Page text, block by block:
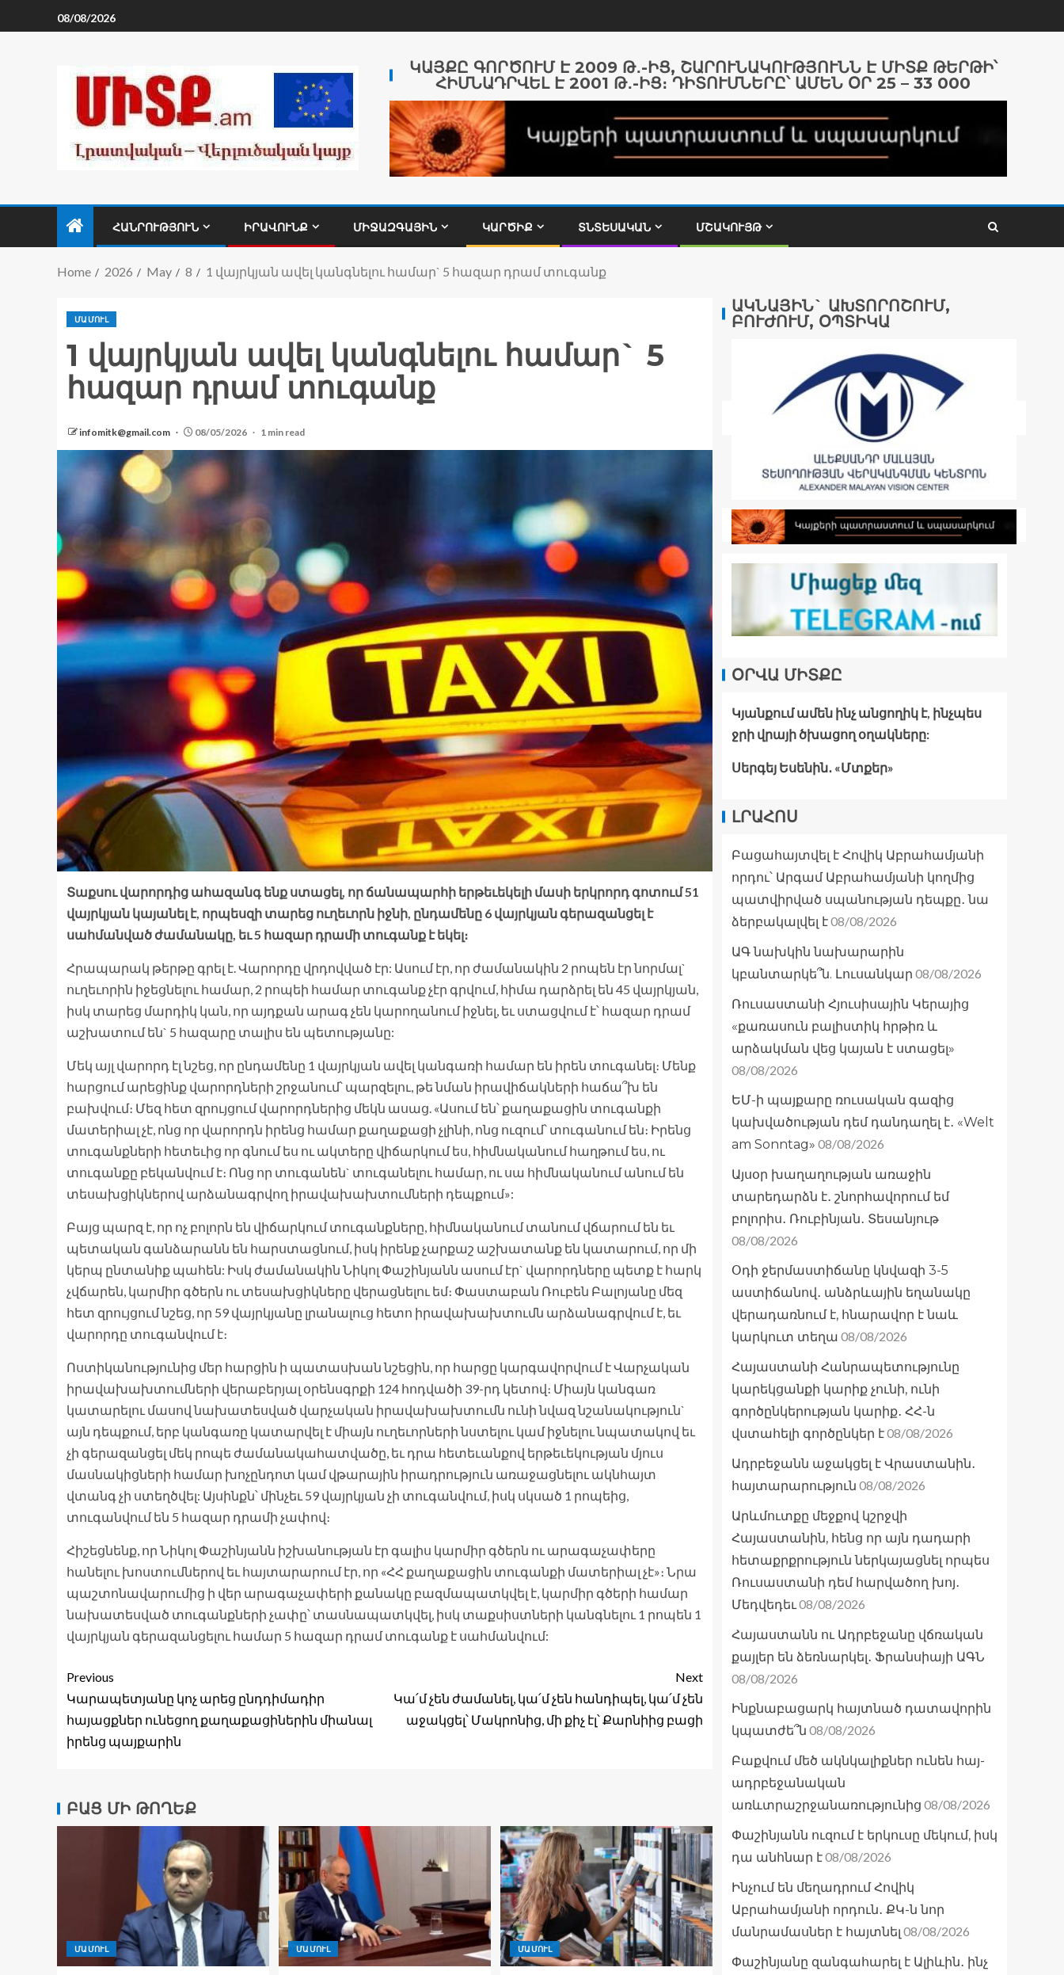
08/08/2026
ԿԱՅՔԸ ԳՈՐԾՈՒՄ Է 2009 Թ․-ԻՑ, ՇԱՐՈՒՆԱԿՈՒԹՅՈՒՆՆ Է ՄԻՏՔ ԹԵՐԹԻ՝
ՀԻՄՆԱԴՐՎԵԼ Է 2001 Թ․-ԻՑ։ ԴԻՏՈՒՄՆԵՐԸ՝ ԱՄԵՆ ՕՐ 25 – 33 000
ՀԱՆՐՈՒԹՅՈՒՆ ԻՐԱՎՈՒՆՔ ՄԻՋԱԶԳԱՅԻՆ ԿԱՐԾԻՔ ՏՆՏԵՍԱԿԱՆ ՄՇԱԿՈՒՅԹ
Home 2026 May 8 1 վայրկյան ավել կանգնելու համար` 5 հազար դրամ տուգանք
ՄԱՄՈՒԼ
1 վայրկյան ավել կանգնելու համար` 5
հազար դրամ տուգանք
infomitk@gmail.com 08/05/2026 1 min read
Տաքսու վարորդից ահազանգ ենք ստացել, որ ճանապարհի երթեւեկելի մասի երկրորդ գոտում 51
վայրկյան կայանել է, որպեսզի տարեց ուղեւորն իջնի, ընդամենը 6 վայրկյան գերազանցել է
սահմանված ժամանակը, եւ 5 հազար դրամի տուգանք է եկել։
Հրապարակ թերթը գրել է. Վարորդը վրդովված էր: Ասում էր, որ ժամանակին 2 րոպեն էր նորմալ`
ուղեւորին իջեցնելու համար, 2 րոպեի համար տուգանք չէր գրվում, հիմա դարձրել են 45 վայրկյան,
իսկ տարեց մարդիկ կան, որ այդքան արագ չեն կարողանում իջնել, եւ ստացվում է՝ հազար դրամ
աշխատում են` 5 հազարը տալիս են պետությանը:
Մեկ այլ վարորդ էլ նշեց, որ ընդամենը 1 վայրկյան ավել կանգառի համար են իրեն տուգանել։ Մենք
հարցում արեցինք վարորդների շրջանում՝ պարզելու, թե նման իրավիճակների հաճա՞խ են
բախվում։ Մեզ հետ զրույցում վարորդներից մեկն ասաց. «Ասում են՝ քաղաքացին տուգանքի
մատերիալ չէ, ոնց որ վարորդն իրենց համար քաղաքացի չլինի, ոնց ուզում՝ տուգանում են։ Իրենց
տուգանքների հետեւից որ գնում ես ու ակտերը վիճարկում ես, հիմնականում հաղթում ես, ու
տուգանքը բեկանվում է։ Ոնց որ տուգանեն` տուգանելու համար, ու սա հիմնականում անում են
տեսախցիկներով արձանագրվող իրավախախտումների դեպքում»:
Բայց պարզ է, որ ոչ բոլորն են վիճարկում տուգանքները, հիմնականում տանում վճարում են եւ
պետական գանձարանն են հարստացնում, իսկ իրենք չարքաշ աշխատանք են կատարում, որ մի
կերպ ընտանիք պահեն: Իսկ ժամանակին Նիկոլ Փաշինյանն ասում էր` վարորդները պետք է հարկ
չվճարեն, կարմիր գծերն ու տեսախցիկները վերացնելու եմ։ Փաստաբան Ռուբեն Բալոյանը մեզ
հետ զրույցում նշեց, որ 59 վայրկյանը լրանալուց հետո իրավախախտումն արձանագրվում է, եւ
վարորդը տուգանվում է։
Ոստիկանությունից մեր հարցին ի պատասխան նշեցին, որ հարցը կարգավորվում է Վարչական
իրավախախտումների վերաբերյալ օրենսգրքի 124 հոդվածի 39-րդ կետով։ Միայն կանգառ
կատարելու մասով նախատեսված վարչական իրավախախտումն ունի նվազ նշանակություն`
այն դեպքում, երբ կանգառը կատարվել է միայն ուղեւորների նստելու կամ իջնելու նպատակով եւ
չի գերազանցել մեկ րոպե ժամանակահատվածը, եւ դրա հետեւանքով երթեւեկության մյուս
մասնակիցների համար խոչընդոտ կամ վթարային իրադրություն առաջացնելու ակնհայտ
վտանգ չի ստեղծվել: Այսինքն՝ մինչեւ 59 վայրկյան չի տուգանվում, իսկ սկսած 1 րոպեից,
տուգանվում են 5 հազար դրամի չափով։
Հիշեցնենք, որ Նիկոլ Փաշինյանն իշխանության էր գալիս կարմիր գծերն ու արագաչափերը
հանելու խոստումներով եւ հայտարարում էր, որ «ՀՀ քաղաքացին տուգանքի մատերիալ չէ»։ Նրա
պաշտոնավարումից ի վեր արագաչափերի քանակը բազմապատկվել է, կարմիր գծերի համար
նախատեսված տուգանքների չափը՝ տասնապատկվել, իսկ տաքսիստների կանգնելու 1 րոպեն 1
վայրկյան գերազանցելու համար 5 հազար դրամ տուգանք է սահմանվում:
Previous
Կարապետյանը կոչ արեց ընդդիմադիր
հայացքներ ունեցող քաղաքացիներին միանալ
իրենց պայքարին
Next
Կա՛մ չեն ժամանել, կա՛մ չեն հանդիպել, կա՛մ չեն
աջակցել՝ Մակրոնից, մի քիչ էլ՝ Քարնիից բացի
ԲԱՑ ՄԻ ԹՈՂԵՔ
ՄԱՄՈՒԼ ՄԱՄՈՒԼ ՄԱՄՈՒԼ
ԱԿՆԱՅԻՆ` ԱԽՏՈՐՈՇՈՒՄ,
ԲՈՒԺՈՒՄ, ՕՊՏԻԿԱ
ՕՐՎԱ ՄԻՏՔԸ
Կյանքում ամեն ինչ անցողիկ է, ինչպես
ջրի վրայի ծխացող օղակները:
Սերգեյ Եսենին․ «Մտքեր»
ԼՐԱՀՈՍ
Բացահայտվել է Հովիկ Աբրահամյանի
որդու՝ Արգամ Աբրահամյանի կողմից
պատվիրված սպանության դեպքը․ նա
ձերբակալվել է08/08/2026
ԱԳ նախկին նախարարին
կբանտարկե՞ն. Լուսանկար 08/08/2026
Ռուսաստանի Հյուսիսային Կերայից
«քառասուն բալիստիկ հրթիռ և
արձակման վեց կայան է ստացել»
08/08/2026
ԵՄ-ի պայքարը ռուսական գազից
կախվածության դեմ դանդաղել է․ «Welt
am Sonntag» 08/08/2026
Այսօր խաղաղության առաջին
տարեդարձն է․ շնորհավորում եմ
բոլորիս․ Ռուբինյան․ Տեսանյութ
08/08/2026
Օդի ջերմաստիճանը կնվազի 3-5
աստիճանով․ անձրևային եղանակը
վերադառնում է, հնարավոր է նաև
կարկուտ տեղա 08/08/2026
Հայաստանի Հանրապետությունը
կարեկցանքի կարիք չունի, ունի
գործընկերության կարիք․ ՀՀ-ն
վստահելի գործընկեր է08/08/2026
Ադրբեջանն աջակցել է Վրաստանին․
հայտարարություն 08/08/2026
Արևմուտքը մեջքով կշրջվի
Հայաստանին, հենց որ այն դադարի
հետաքրքրություն ներկայացնել որպես
Ռուսաստանի դեմ հարվածող խոյ․
Մեդվեդեւ08/08/2026
Հայաստանն ու Ադրբեջանը վճռական
քայլեր են ձեռնարկել․ Ֆրանսիայի ԱԳՆ
08/08/2026
Ինքնաբացարկ հայտնած դատավորին
կպատժե՞ն 08/08/2026
Բաքվում մեծ ակնկալիքներ ունեն հայ-
ադրբեջանական
առևտրաշրջանառությունից 08/08/2026
Փաշինյանն ուզում է երկուսը մեկում, իսկ
դա անհնար է08/08/2026
Ինչում են մեղադրում Հովիկ
Աբրահամյանի որդուն․ ՔԿ-ն նոր
մանրամասներ է հայտնել 08/08/2026
Փաշինյանը զանգահարել է Ալիևին․ ինչ